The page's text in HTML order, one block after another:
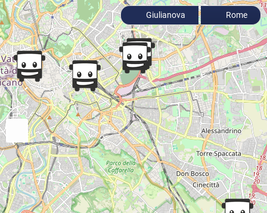
Giulianova Rome